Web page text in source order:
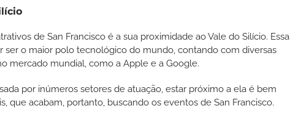
de San Francisco é a sua proximidade ao Vale do Silício. Essa
ser o maior polo tecnológico do mundo, contando com diversas
mercado mundial, como a Apple e a Google.
por inúmeros setores de atuação, estar próximo a ela é bem
que acabam, portanto, buscando os eventos de San Francisco.